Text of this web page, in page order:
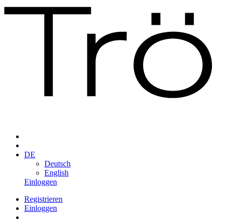
DE
Deutsch
English
Einloggen
Registrieren
Einloggen